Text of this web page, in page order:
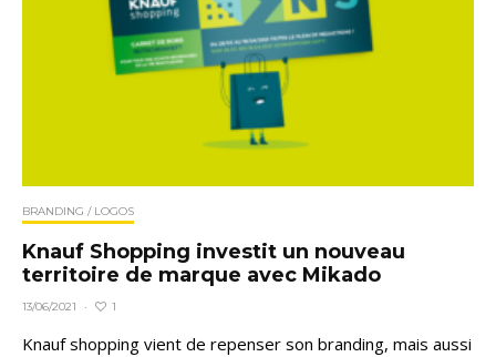
BRANDING / LOGOS
Knauf Shopping investit un nouveau
territoire de marque avec Mikado
13/06/2021 · 1
Knauf shopping vient de repenser son branding, mais aussi